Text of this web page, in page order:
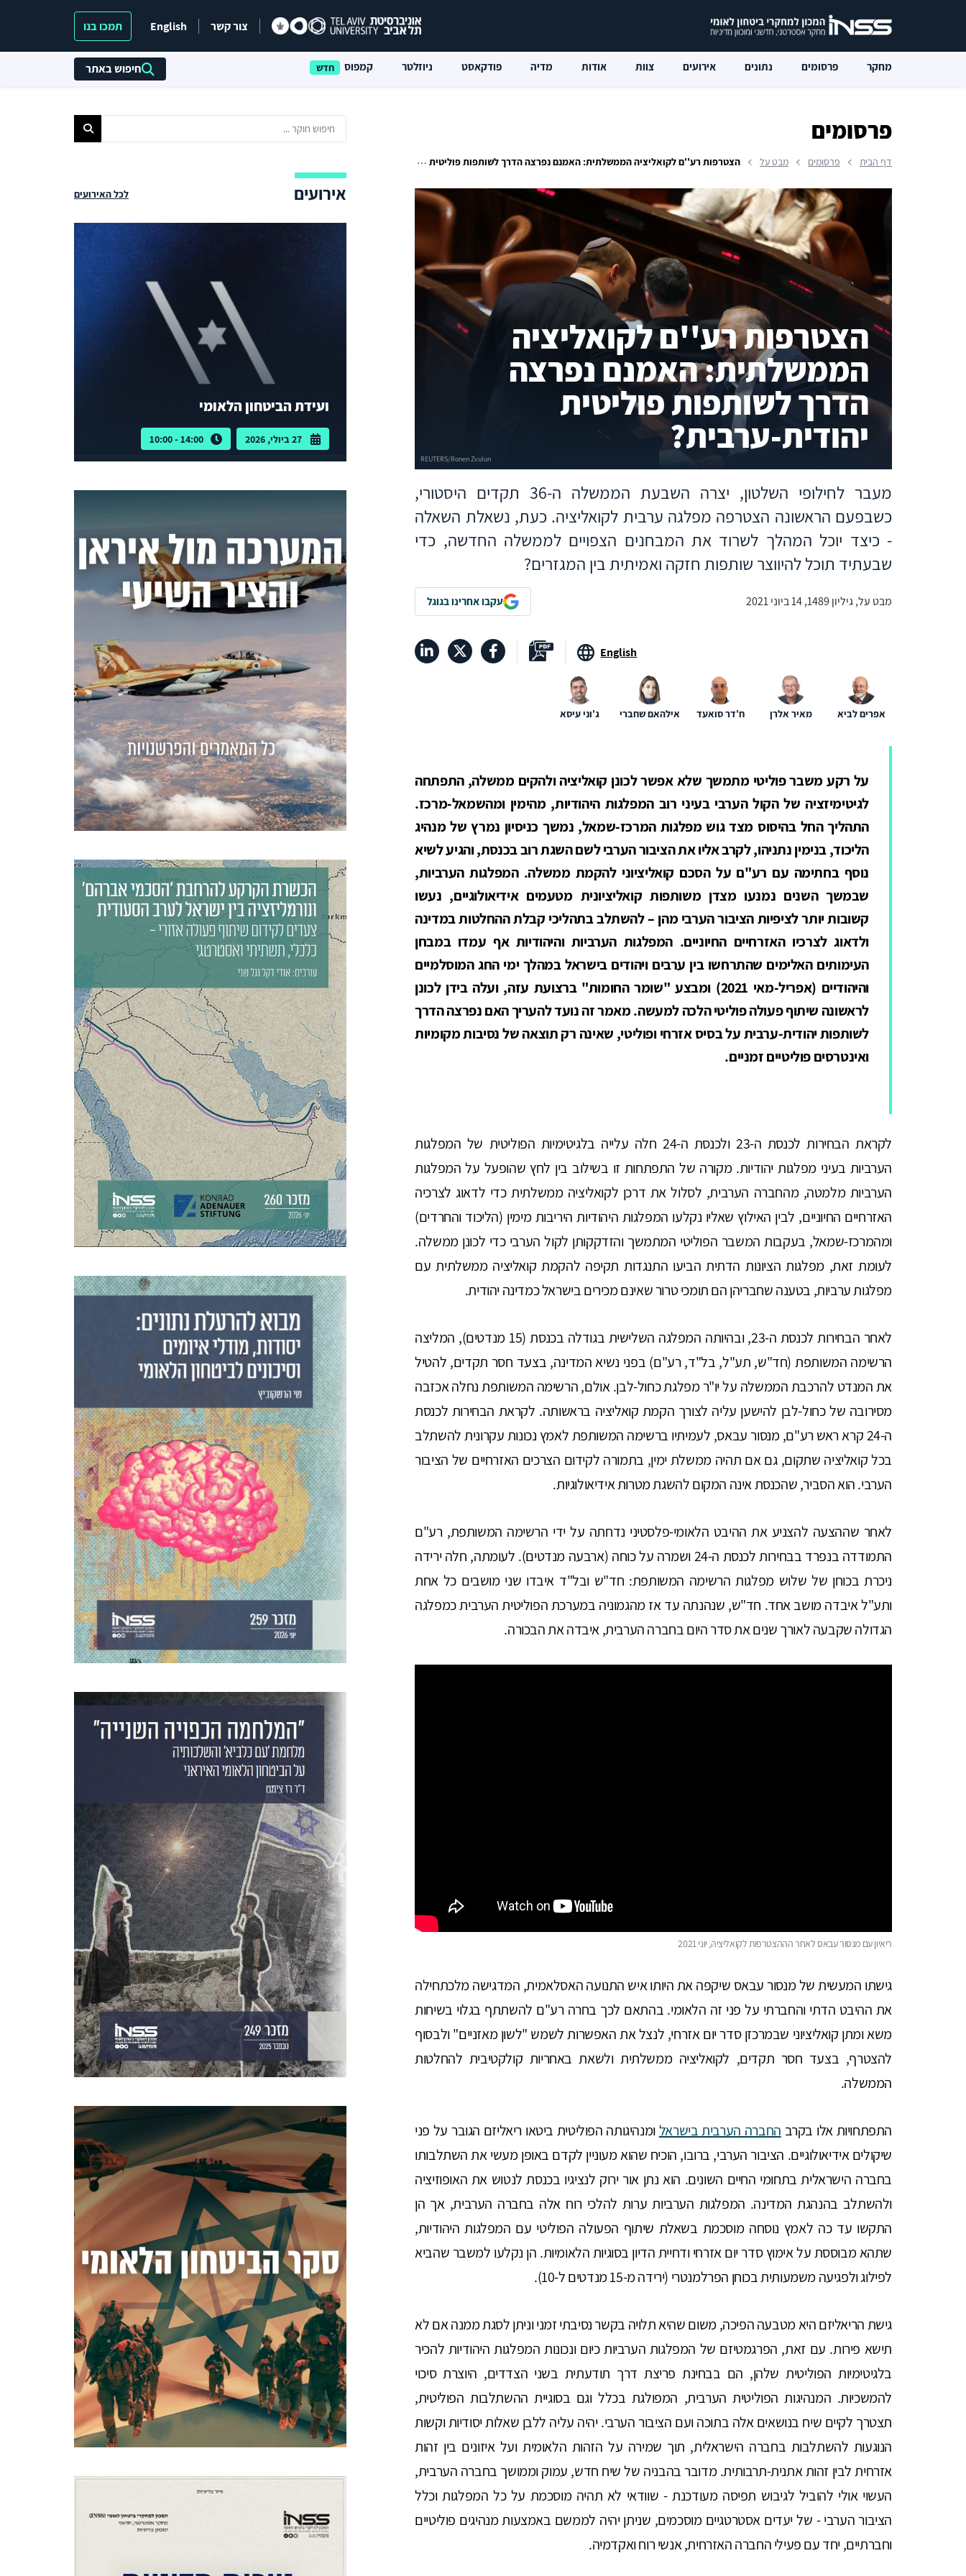
צור קשר English תמכו בנו
מחקר פרסומים נתונים אירועים צוות אודות מדיה פודקאסט ניוזלטר קמפוס חיפוש באתר
פרסומים
דף הבית פרסומים מבט על הצטרפות רע''ם לקואליציה הממשלתית: האמנם נפרצה הדרך לשותפות פוליטית יהודית-ערבית?
הצטרפות רע''ם לקואליציה
הממשלתית: האמנם נפרצה
הדרך לשותפות פוליטית
יהודית-ערבית?
מעבר לחילופי השלטון, יצרה השבעת הממשלה ה-36 תקדים היסטורי,
כשבפעם הראשונה הצטרפה מפלגה ערבית לקואליציה. כעת, נשאלת השאלה
- כיצד יוכל המהלך לשרוד את המבחנים הצפויים לממשלה החדשה, כדי
שבעתיד תוכל להיווצר שותפות חזקה ואמיתית בין המגזרים?
מבט על, גיליון 1489, 14 ביוני 2021 עקבו אחרינו בגוגל
English
אפרים לביא מאיר אלרן ח'דר סואעד אילהאם שחברי ג'וני עיסא
על רקע משבר פוליטי מתמשך שלא אפשר לכונן קואליציה ולהקים ממשלה, התפתחה
לגיטימיזציה של הקול הערבי בעיני רוב המפלגות היהודיות, מהימין ומהשמאל-מרכז.
התהליך החל בהיסוס מצד גוש מפלגות המרכז-שמאל, נמשך כניסיון נמרץ של מנהיג
הליכוד, בנימין נתניהו, לקרב אליו את הציבור הערבי לשם השגת רוב בכנסת, והגיע לשיא
נוסף בחתימה עם רע"ם על הסכם קואליציוני להקמת ממשלה. המפלגות הערביות,
שבמשך השנים נמנעו מצדן משותפות קואליציונית מטעמים אידיאולוגיים, נעשו
קשובות יותר לציפיות הציבור הערבי מהן – להשתלב בתהליכי קבלת ההחלטות במדינה
ולדאוג לצרכיו האזרחיים החיוניים. המפלגות הערביות והיהודיות אף עמדו במבחן
העימותים האלימים שהתרחשו בין ערבים ויהודים בישראל במהלך ימי החג המוסלמיים
והיהודיים (אפריל-מאי 2021) ומבצע "שומר החומות" ברצועת עזה, ועלה בידן לכונן
לראשונה שיתוף פעולה פוליטי הלכה למעשה. מאמר זה נועד להעריך האם נפרצה הדרך
לשותפות יהודית-ערבית על בסיס אזרחי ופוליטי, שאינה רק תוצאה של נסיבות מקומיות
ואינטרסים פוליטיים זמניים.
לקראת הבחירות לכנסת ה-23 ולכנסת ה-24 חלה עלייה בלגיטימיות הפוליטית של המפלגות
הערביות בעיני מפלגות יהודיות. מקורה של התפתחות זו בשילוב בין לחץ שהופעל על המפלגות
הערביות מלמטה, מהחברה הערבית, לסלול את דרכן לקואליציה ממשלתית כדי לדאוג לצרכיה
האזרחיים החיוניים, לבין האילוץ שאליו נקלעו המפלגות היהודיות היריבות מימין (הליכוד והחרדים)
ומהמרכז-שמאל, בעקבות המשבר הפוליטי המתמשך והזדקקותן לקול הערבי כדי לכונן ממשלה.
לעומת זאת, מפלגות הציונות הדתית הביעו התנגדות תקיפה להקמת קואליציה ממשלתית עם
מפלגות ערביות, בטענה שחבריהן הם תומכי טרור שאינם מכירים בישראל כמדינה יהודית.
לאחר הבחירות לכנסת ה-23, ובהיותה המפלגה השלישית בגודלה בכנסת (15 מנדטים), המליצה
הרשימה המשותפת (חד"ש, תע"ל, בל"ד, רע"ם) בפני נשיא המדינה, בצעד חסר תקדים, להטיל
את המנדט להרכבת הממשלה על יו"ר מפלגת כחול-לבן. אולם, הרשימה המשותפת נחלה אכזבה
מסירובה של כחול-לבן להישען עליה לצורך הקמת קואליציה בראשותה. לקראת הבחירות לכנסת
ה-24 קרא ראש רע"ם, מנסור עבאס, לעמיתיו ברשימה המשותפת לאמץ נכונות עקרונית להשתלב
בכל קואליציה שתקום, גם אם תהיה ממשלת ימין, בתמורה לקידום הצרכים האזרחיים של הציבור
הערבי. הוא הסביר, שהכנסת אינה המקום להשגת מטרות אידיאולוגיות.
לאחר שההצעה להצניע את ההיבט הלאומי-פלסטיני נדחתה על ידי הרשימה המשותפת, רע"ם
התמודדה בנפרד בבחירות לכנסת ה-24 ושמרה על כוחה (ארבעה מנדטים). לעומתה, חלה ירידה
ניכרת בכוחן של שלוש מפלגות הרשימה המשותפת: חד"ש ובל"ד איבדו שני מושבים כל אחת
ותע"ל איבדה מושב אחד. חד"ש, שנהנתה עד אז מהגמוניה במערכת הפוליטית הערבית כמפלגה
הגדולה שקבעה לאורך שנים את סדר היום בחברה הערבית, איבדה את הבכורה.
ריאיון עם מנסור עבאס לאחר הההצטרפות לקואליציה, יוני 2021
גישתו המעשית של מנסור עבאס שיקפה את היותו איש התנועה האסלאמית, המדגישה מלכתחילה
את ההיבט הדתי והחברתי על פני זה הלאומי. בהתאם לכך בחרה רע"ם להשתתף בגלוי בשיחות
משא ומתן קואליציוני שבמרכזן סדר יום אזרחי, לנצל את האפשרות לשמש "לשון מאזניים" ולבסוף
להצטרף, בצעד חסר תקדים, לקואליציה ממשלתית ולשאת באחריות קולקטיבית להחלטות
הממשלה.
התפתחויות אלו בקרב החברה הערבית בישראלומנהיגותה הפוליטית ביטאו ריאליזם הגובר על פני
שיקולים אידיאולוגיים. הציבור הערבי, ברובו, הוכיח שהוא מעוניין לקדם באופן מעשי את השתלבותו
בחברה הישראלית בתחומי החיים השונים. הוא נתן אור ירוק לנציגיו בכנסת לנטוש את האופוזיציה
ולהשתלב בהנהגת המדינה. המפלגות הערביות ערות להלכי רוח אלה בחברה הערבית, אך הן
התקשו עד כה לאמץ נוסחה מוסכמת בשאלת שיתוף הפעולה הפוליטי עם המפלגות היהודיות,
שתהא מבוססת על אימוץ סדר יום אזרחי ודחיית הדיון בסוגיות הלאומיות. הן נקלעו למשבר שהביא
לפילוג ולפגיעה משמעותית בכוחן הפרלמנטרי (ירידה מ-15 מנדטים ל-10).
גישת הריאליזם היא מטבעה הפיכה, משום שהיא תלויה בקשר נסיבתי זמני וניתן לסגת ממנה אם לא
תישא פירות. עם זאת, הפרגמטיזם של המפלגות הערביות כיום ונכונות המפלגות היהודיות להכיר
בלגיטימיות הפוליטית שלהן, הם בבחינת פריצת דרך תודעתית בשני הצדדים, היוצרת סיכוי
להמשכיות. המנהיגות הפוליטית הערבית, המפולגת בכלל וגם בסוגיית ההשתלבות הפוליטית,
תצטרך לקיים שיח בנושאים אלה בתוכה ועם הציבור הערבי. יהיה עליה ללבן שאלות יסודיות וקשות
הנוגעות להשתלבות בחברה הישראלית, תוך שמירה על הזהות הלאומית ועל איזונים בין זהות
אזרחית לבין זהות אתנית-תרבותית. מדובר בהבניה של שיח חדש, עמוק וממושך בחברה הערבית,
העשוי אולי להוביל לגיבוש תפיסה מעודכנת - שוודאי לא תהיה מוסכמת על כל המפלגות וכלל
הציבור הערבי - של יעדים אסטרטגיים מוסכמים, שניתן יהיה לממשם באמצעות מנהיגים פוליטיים
וחברתיים, יחד עם פעילי החברה האזרחית, אנשי רוח ואקדמיה.
אירועים לכל האירועים
ועידת הביטחון הלאומי
27 ביולי, 2026 14:00 - 10:00